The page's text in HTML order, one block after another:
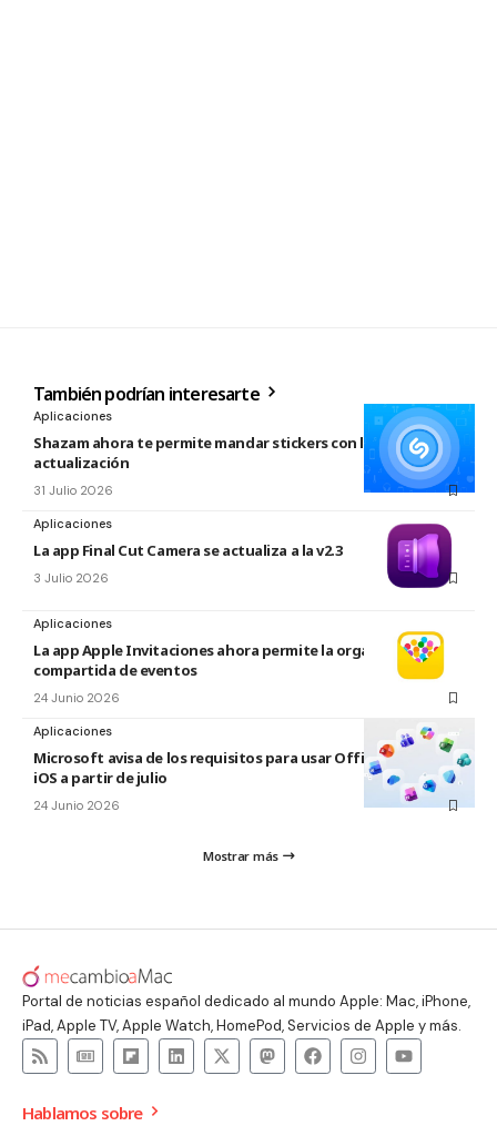
También podrían interesarte
Aplicaciones
Shazam ahora te permite mandar stickers con la nueva
actualización
31 Julio 2026
Aplicaciones
La app Final Cut Camera se actualiza a la v2.3
3 Julio 2026
Aplicaciones
La app Apple Invitaciones ahora permite la organización
compartida de eventos
24 Junio 2026
Aplicaciones
Microsoft avisa de los requisitos para usar Office en macOS y
iOS a partir de julio
24 Junio 2026
Mostrar más
Portal de noticias español dedicado al mundo Apple: Mac, iPhone,
iPad, Apple TV, Apple Watch, HomePod, Servicios de Apple y más.
Hablamos sobre